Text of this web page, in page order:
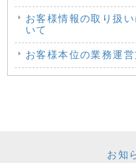
お客様情報の取り扱い
いて
お客様本位の業務運営
お知